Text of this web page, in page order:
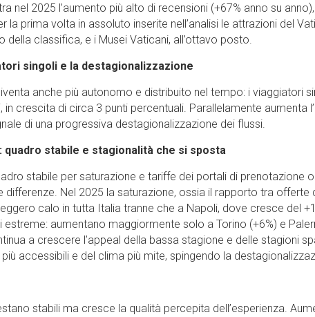
nel 2025 l’aumento più alto di recensioni (+67% anno su
la prima volta in assoluto inserite nell’analisi le attrazioni del
della classifica, e i Musei Vaticani, all’ottavo posto.
singoli e la destagionalizzazione
anche più autonomo e distribuito nel tempo: i viaggiatori
in crescita di circa 3 punti percentuali. Parallelamente aumenta
di una progressiva destagionalizzazione dei flussi.
stabile e stagionalità che si sposta
stabile per saturazione e tariffe dei portali di prenotazione
differenze. Nel 2025 la saturazione, ossia il rapporto tra offerte
calo in tutta Italia tranne che a Napoli, dove cresce del
aumentano maggiormente solo a Torino (+6%) e
a crescere l’appeal della bassa stagione e delle stagioni
più accessibili e del clima più mite, spingendo la
stabili ma cresce la qualità percepita dell’esperienza.